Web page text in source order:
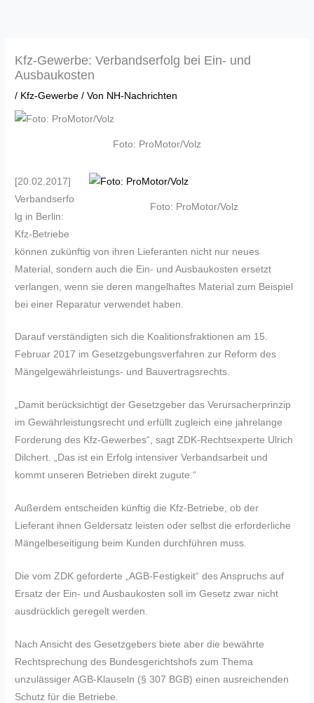
Kfz-Gewerbe: Verbandserfolg bei Ein- und
Ausbaukosten
/ Kfz-Gewerbe / Von NH-Nachrichten
Foto: ProMotor/Volz
Foto: ProMotor/Volz
[20.02.2017]
Verbandserfo
lg in Berlin:
Kfz-Betriebe
können zukünftig von ihren Lieferanten nicht nur neues
Material, sondern auch die Ein- und Ausbaukosten ersetzt
verlangen, wenn sie deren mangelhaftes Material zum Beispiel
bei einer Reparatur verwendet haben.
Darauf verständigten sich die Koalitionsfraktionen am 15.
Februar 2017 im Gesetzgebungsverfahren zur Reform des
Mängelgewährleistungs- und Bauvertragsrechts.
„Damit berücksichtigt der Gesetzgeber das Verursacherprinzip
im Gewährleistungsrecht und erfüllt zugleich eine jahrelange
Forderung des Kfz-Gewerbes“, sagt ZDK-Rechtsexperte Ulrich
Dilchert. „Das ist ein Erfolg intensiver Verbandsarbeit und
kommt unseren Betrieben direkt zugute.“
Außerdem entscheiden künftig die Kfz-Betriebe, ob der
Lieferant ihnen Geldersatz leisten oder selbst die erforderliche
Mängelbeseitigung beim Kunden durchführen muss.
Die vom ZDK geforderte „AGB-Festigkeit“ des Anspruchs auf
Ersatz der Ein- und Ausbaukosten soll im Gesetz zwar nicht
ausdrücklich geregelt werden.
Nach Ansicht des Gesetzgebers biete aber die bewährte
Rechtsprechung des Bundesgerichtshofs zum Thema
unzulässiger AGB-Klauseln (§ 307 BGB) einen ausreichenden
Schutz für die Betriebe.